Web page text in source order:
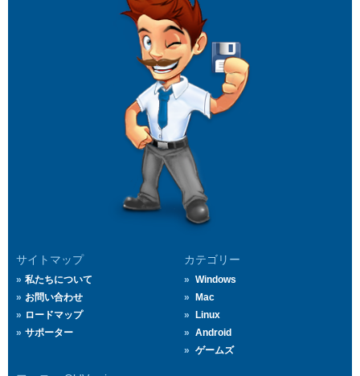
サイトマップ
私たちについて
お問い合わせ
ロードマップ
サポーター
カテゴリー
Windows
Mac
Linux
Android
ゲームズ